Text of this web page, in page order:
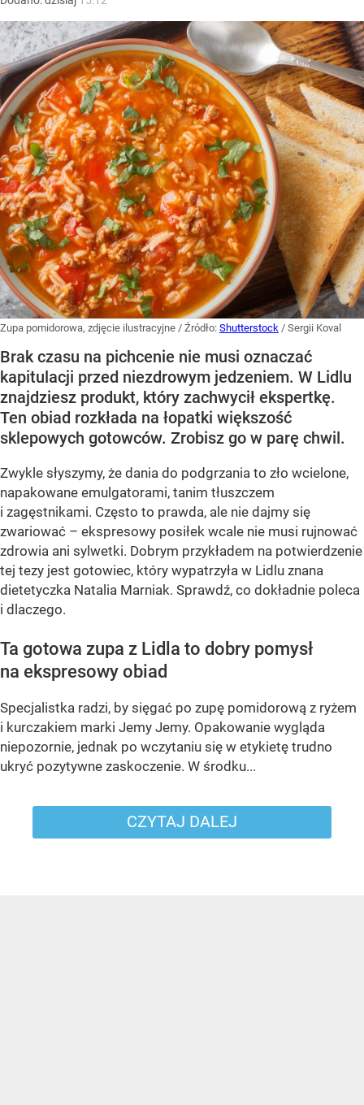
Zupa pomidorowa, zdjęcie ilustracyjne / Źródło: Shutterstock / Sergii Koval
Brak czasu na pichcenie nie musi oznaczać
kapitulacji przed niezdrowym jedzeniem. W Lidlu
znajdziesz produkt, który zachwycił ekspertkę.
Ten obiad rozkłada na łopatki większość
sklepowych gotowców. Zrobisz go w parę chwil.
Zwykle słyszymy, że dania do podgrzania to zło wcielone,
napakowane emulgatorami, tanim tłuszczem
i zagęstnikami. Często to prawda, ale nie dajmy się
zwariować – ekspresowy posiłek wcale nie musi rujnować
zdrowia ani sylwetki. Dobrym przykładem na potwierdzenie
tej tezy jest gotowiec, który wypatrzyła w Lidlu znana
dietetyczka Natalia Marniak. Sprawdź, co dokładnie poleca
i dlaczego.
Ta gotowa zupa z Lidla to dobry pomysł
na ekspresowy obiad
Specjalistka radzi, by sięgać po zupę pomidorową z ryżem
i kurczakiem marki Jemy Jemy. Opakowanie wygląda
niepozornie, jednak po wczytaniu się w etykietę trudno
ukryć pozytywne zaskoczenie. W środku...
CZYTAJ DALEJ